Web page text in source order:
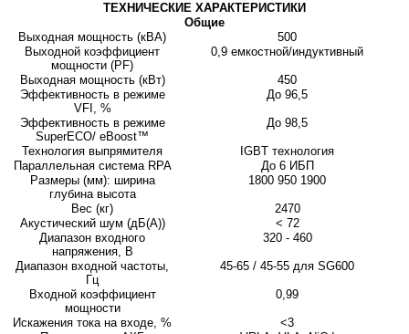
ТЕХНИЧЕСКИЕ ХАРАКТЕРИСТИКИ
Общие
Выходная мощность (кВА)
500
Выходной коэффициент
мощности (PF)
0,9 емкостной/индуктивный
Выходная мощность (кВт)
450
Эффективность в режиме
VFI, %
До 96,5
Эффективность в режиме
SuperECO/ eBoost™
До 98,5
Технология выпрямителя
IGBT технология
Параллельная система RPA
До 6 ИБП
Размеры (мм): ширина
глубина высота
1800 950 1900
Вес (кг)
2470
Акустический шум (дБ(А))
< 72
Диапазон входного
напряжения, В
320 - 460
Диапазон входной частоты,
Гц
45-65 / 45-55 для SG600
Входной коэффициент
мощности
0,99
Искажения тока на входе, %
<3